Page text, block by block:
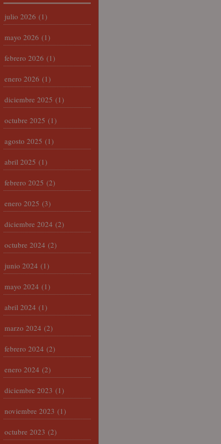
julio 2026 (1)
mayo 2026 (1)
febrero 2026 (1)
enero 2026 (1)
diciembre 2025 (1)
octubre 2025 (1)
agosto 2025 (1)
abril 2025 (1)
febrero 2025 (2)
enero 2025 (3)
diciembre 2024 (2)
octubre 2024 (2)
junio 2024 (1)
mayo 2024 (1)
abril 2024 (1)
marzo 2024 (2)
febrero 2024 (2)
enero 2024 (2)
diciembre 2023 (1)
noviembre 2023 (1)
octubre 2023 (2)